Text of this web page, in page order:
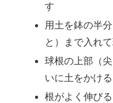
す
用土を鉢の半
と）まで入れ
球根の上部（
いに土をかける
根がよく伸び